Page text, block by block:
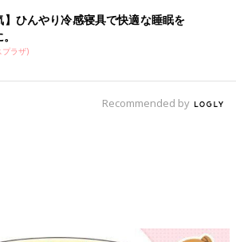
】ひんやり冷感寝具で快適な睡眠を
プラザ)
Recommended by